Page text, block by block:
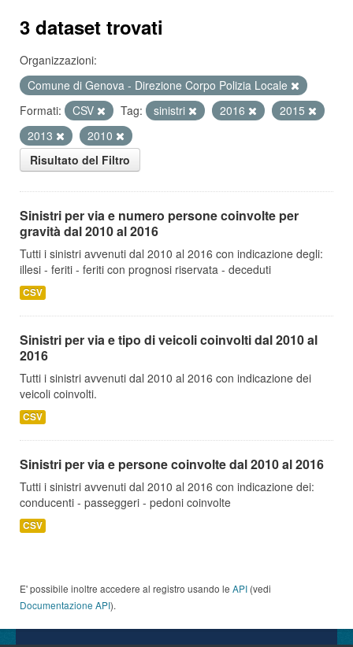
3 dataset trovati
Organizzazioni:
Comune di Genova - Direzione Corpo Polizia Locale
Formati:
CSV Tag: sinistri 2016
2015
2013
2010
Risultato del Filtro
Sinistri per via e numero persone coinvolte per
gravità dal 2010 al 2016
Tutti i sinistri avvenuti dal 2010 al 2016 con indicazione degli:
illesi - feriti - feriti con prognosi riservata - deceduti
CSV
Sinistri per via e tipo di veicoli coinvolti dal 2010 al
2016
Tutti i sinistri avvenuti dal 2010 al 2016 con indicazione dei
veicoli coinvolti.
CSV
Sinistri per via e persone coinvolte dal 2010 al 2016
Tutti i sinistri avvenuti dal 2010 al 2016 con indicazione dei:
conducenti - passeggeri - pedoni coinvolte
CSV
E' possibile inoltre accedere al registro usando le API (vedi
Documentazione API).